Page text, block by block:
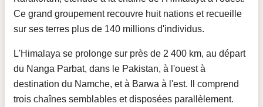
Ce grand groupement recouvre huit nations et recueille
sur ses terres plus de 140 millions d'individus.
L'Himalaya se prolonge sur près de 2 400 km, au départ
du Nanga Parbat, dans le Pakistan, à l'ouest à
destination du Namche, et à Barwa à l'est. Il comprend
trois chaînes semblables et disposées parallèlement.